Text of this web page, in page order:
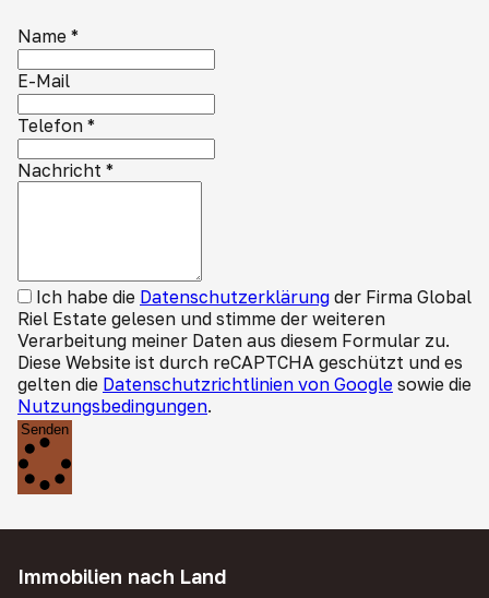
Name *
E-Mail
Telefon *
Nachricht *
Ich habe die Datenschutzerklärung der Firma Global
Riel Estate gelesen und stimme der weiteren
Verarbeitung meiner Daten aus diesem Formular zu.
Diese Website ist durch reCAPTCHA geschützt und es
gelten die Datenschutzrichtlinien von Google sowie die
Nutzungsbedingungen.
Senden
Immobilien nach Land